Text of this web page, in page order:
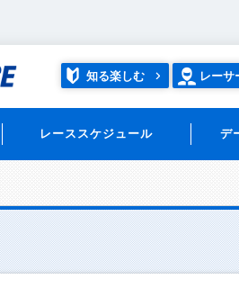
知る楽しむ レーサ
レーススケジュール デ